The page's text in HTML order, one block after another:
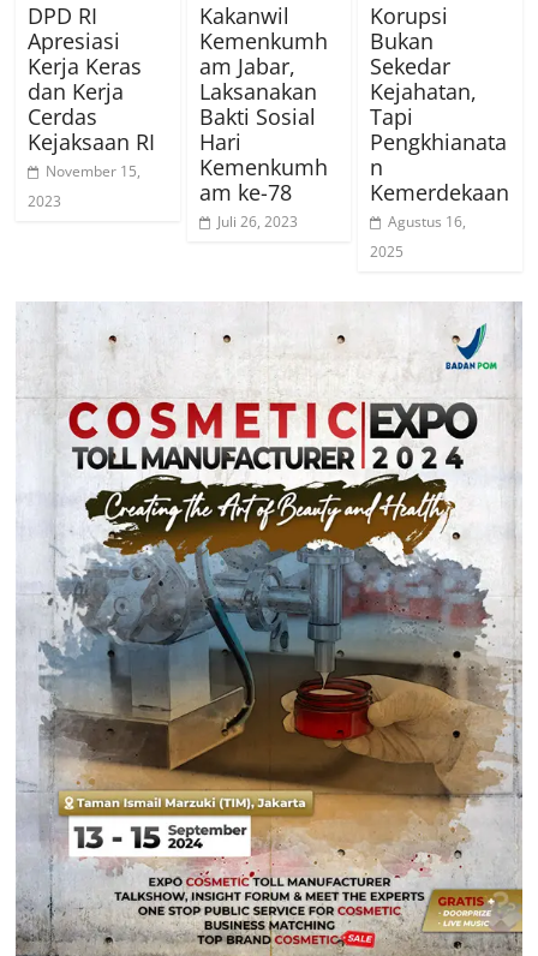
DPD RI
Apresiasi
Kerja Keras
dan Kerja
Cerdas
Kejaksaan RI
November 15,
2023
Kakanwil
Kemenkumh
am Jabar,
Laksanakan
Bakti Sosial
Hari
Kemenkumh
am ke-78
Juli 26, 2023
Korupsi
Bukan
Sekedar
Kejahatan,
Tapi
Pengkhianata
n
Kemerdekaan
Agustus 16,
2025